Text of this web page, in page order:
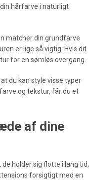
hårfarve i naturligt
matcher din grundfarve
er lige så vigtig: Hvis dit
for en sømløs overgang.
du kan style visse typer
og tekstur, får du et
af dine
de holder sig flotte i lang tid,
forsigtigt med en